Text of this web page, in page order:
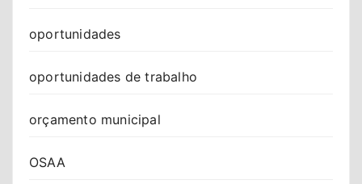
oportunidades
oportunidades de trabalho
orçamento municipal
OSAA